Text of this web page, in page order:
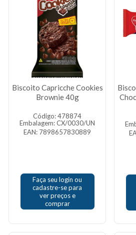
Biscoito Capricche Cookies
Brownie 40g
Código: 478874
Embalagem: CX/0030/UN
EAN: 7898657830889
Faça seu login ou
cadastre-se para
ver preços e
comprar